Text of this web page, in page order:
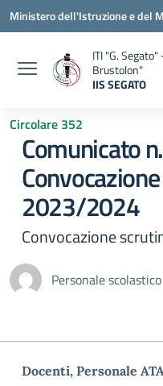
Vai ai contenuti
Vai al menu di navigazione
Vai al footer
Ministero dell'Istruzione e del
ITI "G. Segato"
Brustolon"
IIS SEGATO
Circolare 352
Comunicato
2023/2024
Convocazione
Personale scolastico
Docenti, Personale